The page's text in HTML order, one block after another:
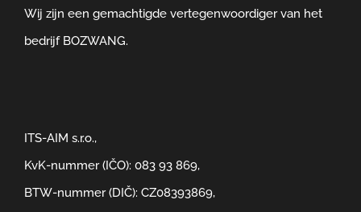
Wij zijn een gemachtigde vertegenwoordiger van het
bedrijf BOZWANG.
ITS-AIM s.r.o.,
KvK-nummer (IČO): 083 93 869,
BTW-nummer (DIČ): CZ08393869,